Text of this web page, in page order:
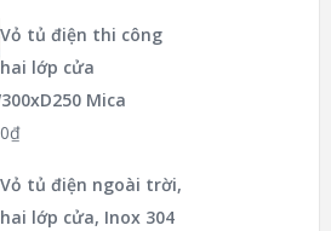
Vỏ tủ điện thi công
hai lớp cửa
Mica
₫
Vỏ tủ điện ngoài trời,
hai lớp cửa, Inox 304